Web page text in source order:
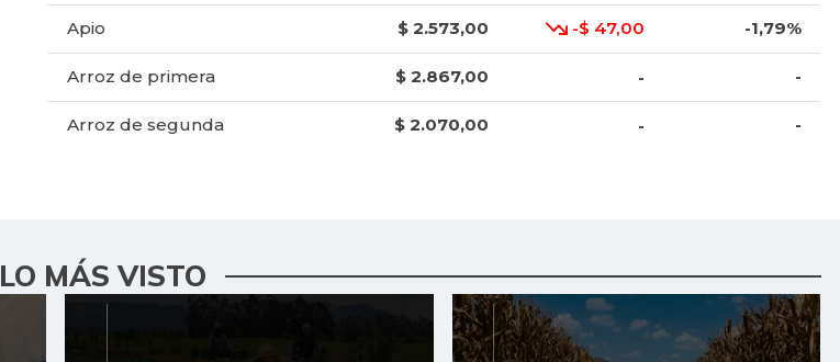
Apio $ 2.573,00 -$ 47,00 -1,79%
Arroz de primera $ 2.867,00 - -
Arroz de segunda $ 2.070,00 - -
Arveja verde seca $ 4.070,00 - -
$ 30.882,00 - -
LO MÁS VISTO